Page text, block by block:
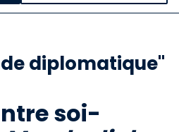
revue
Boutique
diplomatique"
soi-